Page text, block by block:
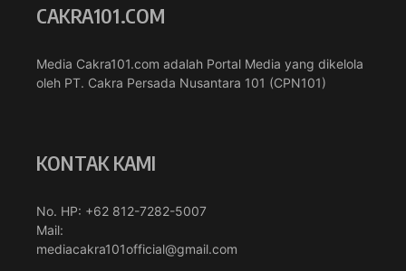
CAKRA101.COM
Media Cakra101.com adalah Portal Media yang dikelola
oleh PT. Cakra Persada Nusantara 101 (CPN101)
KONTAK KAMI
No. HP: +62 812-7282-5007
Mail:
mediacakra101official@gmail.com